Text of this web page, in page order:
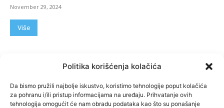
Politika korišćenja kolačića
Da bismo pružili najbolje iskustvo, koristimo tehnologije poput kolačića
za pohranu i/ili pristup informacijama na uređaju. Prihvatanje ovih
tehnologija omogućit će nam obradu podataka kao što su ponašanje
November 29, 2024
Više